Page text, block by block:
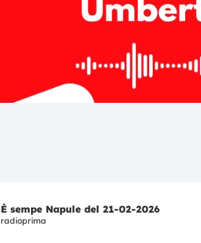
È sempe Napule del 21-02-2026
radioprima